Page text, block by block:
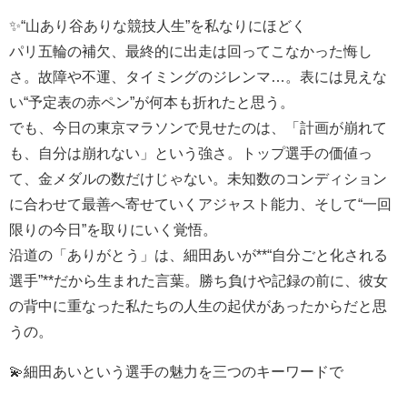
✨“山あり谷ありな競技人生”を私なりにほどく
パリ五輪の補欠、最終的に出走は回ってこなかった悔し
さ。故障や不運、タイミングのジレンマ…。表には見えな
い“予定表の赤ペン”が何本も折れたと思う。
でも、今日の東京マラソンで見せたのは、「計画が崩れて
も、自分は崩れない」という強さ。トップ選手の価値っ
て、金メダルの数だけじゃない。未知数のコンディション
に合わせて最善へ寄せていくアジャスト能力、そして“一回
限りの今日”を取りにいく覚悟。
沿道の「ありがとう」は、細田あいが**“自分ごと化される
選手”**だから生まれた言葉。勝ち負けや記録の前に、彼女
の背中に重なった私たちの人生の起伏があったからだと思
うの。
💫細田あいという選手の魅力を三つのキーワードで